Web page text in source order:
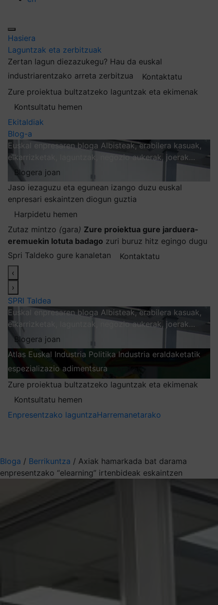
Hasiera
Laguntzak eta zerbitzuak
Zertan lagun diezazukegu? Hau da euskal
industriarentzako arreta zerbitzua
Kontaktatu
Zure proiektua bultzatzeko laguntzak eta ekimenak
Kontsultatu hemen
Ekitaldiak
Blog-a
Euskal enpresaren bloga Albisteak, erabilera kasuak,
elkarrizketak, laguntzak, negozio aukerak, joerak…
Blogera joan
Jaso iezaguzu eta egunean izango duzu euskal
enpresari eskaintzen diogun guztia
Harpidetu hemen
Zutaz mintzo (gara) Zure proiektua gure jarduera-
eremuekin lotuta badago zuri buruz hitz egingo dugu
Spri Taldeko gure kanaletan
Kontaktatu
‹
›
SPRI Taldea
Euskal enpresaren bloga Albisteak, erabilera kasuak,
elkarrizketak, laguntzak, negozio aukerak, joerak…
Blogera joan
Atlas Euskal Industria Politika Industria eraldaketatik
espezializazio adimentsura
Zure proiektua bultzatzeko laguntzak eta ekimenak
Kontsultatu hemen
Enpresentzako laguntzaHarremanetarako
Bloga / Berrikuntza / Axiak hamarkada bat darama
enpresentzako “elearning” irtenbideak eskaintzen